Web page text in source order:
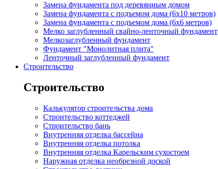
Замена фундамента под деревянным домом
Замена фундамента с подъемом дома (6x10 метров)
Замена фундамента с подъемом дома (6x6 метров)
Мелко заглубленный свайно-ленточный фундамент
Мелкозаглубленный фундамент
Фундамент "Монолитная плита"
Ленточный заглубленный фундамент
Строительство
Строительство
Калькулятор строительства дома
Строительство коттеджей
Строительство бань
Внутренняя отделка бассейна
Внутренняя отделка потолка
Внутренняя отделка Карельским сухостоем
Наружная отделка необрезной доской